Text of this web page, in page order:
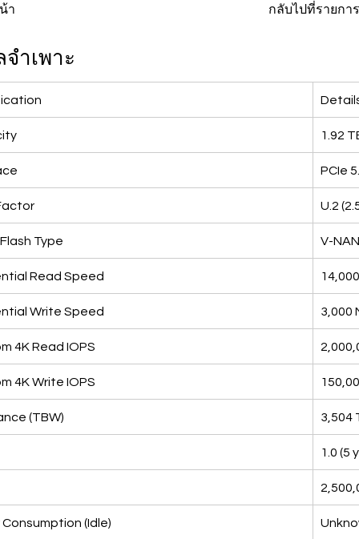
า กลับไปที่รายการ
ำเพาะ
1.92
PCIe
U.2
Type V-
Read Speed
Write Speed 3,000
4K Read IOPS
4K Write IOPS
(TBW) 3,504
1.0 (5
(Idle)